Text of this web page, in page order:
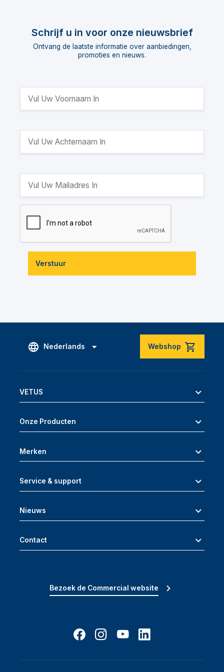
Schrijf u in voor onze nieuwsbrief
Ontvang de laatste informatie over aanbiedingen,
promoties en nieuws.
Verstuur
Nederlands Webshop
VETUS
Onze Producten
Merken
Service & support
Nieuws
Contact
Bezoek de Commercial website